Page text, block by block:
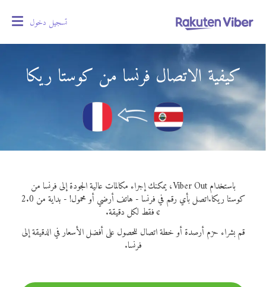
تسجيل دخول
كيفية الاتصال فرنسا من كوستا ريكا
باستخدام Viber Out، يمكنك إجراء مكالمات عالية الجودة إلى فرنسا من
كوستا ريكا.
اتصل بأي رقم في فرنسا - هاتف أرضي أو محمول! - بداية من 2.0
¢ فقط لكل دقيقة.
قم بشراء حزم أرصدة أو خطة اتصال للحصول على أفضل الأسعار في الدقيقة إلى
فرنسا.